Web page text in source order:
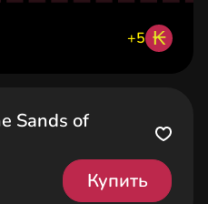
+5 ₭
Sands of
Купить